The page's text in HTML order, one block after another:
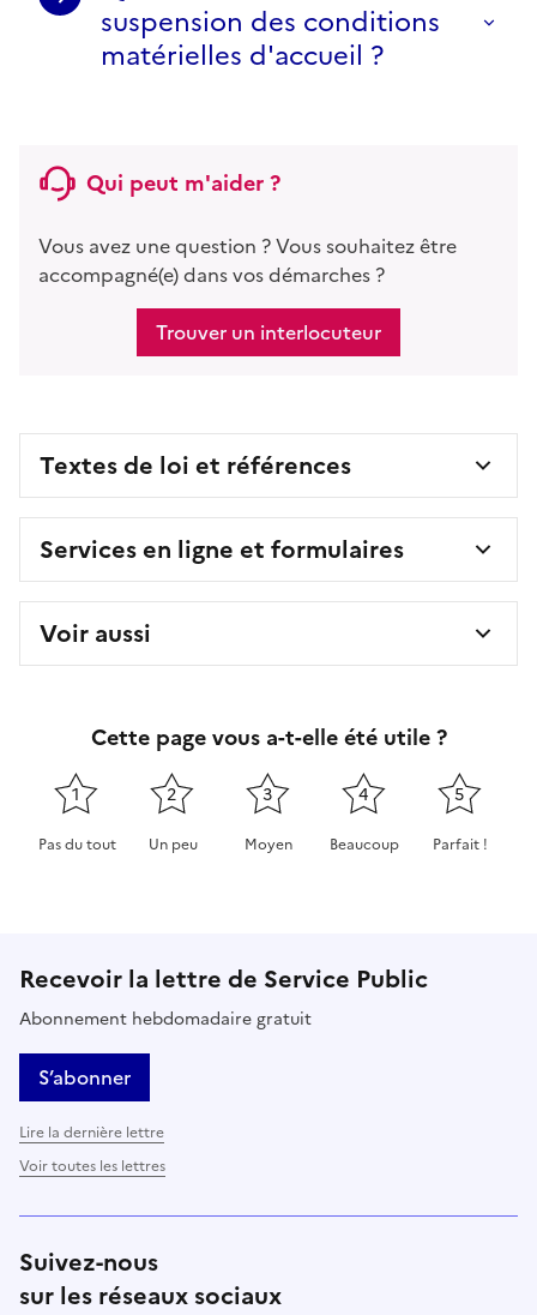
suspension des conditions
matérielles d'accueil ?
Qui peut m'aider ?
Vous avez une question ? Vous souhaitez être
accompagné(e) dans vos démarches ?
Trouver un interlocuteur
Textes de loi et références
Services en ligne et formulaires
Voir aussi
Cette page vous a-t-elle été utile ?
1
Pas du tout
2
Un peu
3
Moyen
4
Beaucoup
5
Parfait !
Recevoir la lettre de Service Public
Abonnement hebdomadaire gratuit
S’abonner
Lire la dernière lettre
Voir toutes les lettres
Suivez-nous
sur les réseaux sociaux